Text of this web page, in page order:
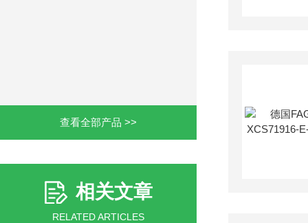
查看全部产品 >>
相关文章
RELATED ARTICLES